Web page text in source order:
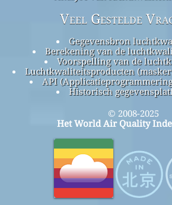
Veel Gestelde
Gegevensbron
Berekening van de
Voorspelling van de
Luchtkwaliteitsproducten
API
Historisch
© 2008-2025
Het World Air Quality